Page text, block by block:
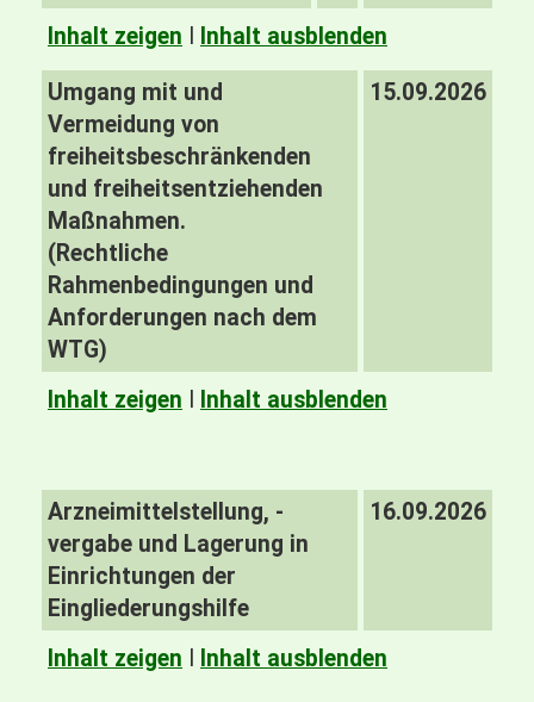
Inhalt zeigen Inhalt ausblenden
Umgang mit und
Vermeidung von
freiheitsbeschränkenden
und freiheitsentziehenden
Maßnahmen.
(Rechtliche
Rahmenbedingungen und
Anforderungen nach dem
WTG)
15.09.2026
Inhalt zeigen Inhalt ausblenden
Arzneimittelstellung, -
vergabe und Lagerung in
Einrichtungen der
Eingliederungshilfe
16.09.2026
Inhalt zeigen Inhalt ausblenden